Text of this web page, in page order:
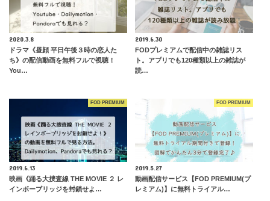
2020.3.8
ドラマ《昼顔 平日午後３時の恋人た
ち》の配信動画を無料フルで視聴！
You…
2019.6.30
FODプレミアムで配信中の雑誌リス
ト。アプリでも120種類以上の雑誌が
読…
FOD PREMIUM
2019.6.13
映画《踊る大捜査線 THE MOVIE ２ レ
インボーブリッジを封鎖せよ…
FOD PREMIUM
2019.5.27
動画配信サービス【FOD PREMIUM(プ
レミアム)】に無料トライアル…